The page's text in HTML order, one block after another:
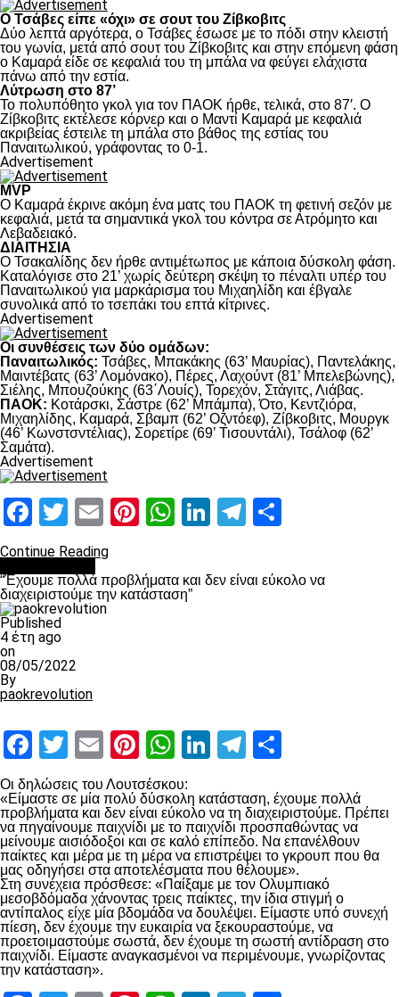
Ο Τσάβες είπε «όχι» σε σουτ του Ζίβκοβιτς
Δύο λεπτά αργότερα, ο Τσάβες έσωσε με το πόδι στην κλειστή
του γωνία, μετά από σουτ του Ζίβκοβιτς και στην επόμενη φάση
ο Καμαρά είδε σε κεφαλιά του τη μπάλα να φεύγει ελάχιστα
πάνω από την εστία.
Λύτρωση στο 87’
Το πολυπόθητο γκολ για τον ΠΑΟΚ ήρθε, τελικά, στο 87′. Ο
Ζίβκοβιτς εκτέλεσε κόρνερ και ο Μαντί Καμαρά με κεφαλιά
ακριβείας έστειλε τη μπάλα στο βάθος της εστίας του
Παναιτωλικού, γράφοντας το 0-1.
Advertisement
MVP
Ο Καμαρά έκρινε ακόμη ένα ματς του ΠΑΟΚ τη φετινή σεζόν με
κεφαλιά, μετά τα σημαντικά γκολ του κόντρα σε Ατρόμητο και
Λεβαδειακό.
ΔΙΑΙΤΗΣΙΑ
Ο Τσακαλίδης δεν ήρθε αντιμέτωπος με κάποια δύσκολη φάση.
Καταλόγισε στο 21’ χωρίς δεύτερη σκέψη το πέναλτι υπέρ του
Παναιτωλικού για μαρκάρισμα του Μιχαηλίδη και έβγαλε
συνολικά από το τσεπάκι του επτά κίτρινες.
Advertisement
Οι συνθέσεις των δύο ομάδων:
Παναιτωλικός: Τσάβες, Μπακάκης (63’ Μαυρίας), Παντελάκης,
Μαιντέβατς (63’ Λομόνακο), Πέρες, Λαχούντ (81’ Μπελεβώνης),
Σιέλης, Μπουζούκης (63΄Λουίς), Τορεχόν, Στάγιτς, Λιάβας.
ΠΑΟΚ: Κοτάρσκι, Σάστρε (62’ Μπάμπα), Ότο, Κεντζιόρα,
Μιχαηλίδης, Καμαρά, Σβαμπ (62’ Οζντόεφ), Ζίβκοβιτς, Μουργκ
(46’ Κωνστσντέλιας), Σορετίρε (69’ Τισουντάλι), Τσάλοφ (62’
Σαμάτα).
Advertisement
Facebook
Twitter
EmailPinterest
WhatsApp
LinkedIn
Telegram
Continue Reading
“Έχουμε πολλά προβλήματα και δεν είναι εύκολο να
διαχειριστούμε την κατάσταση”
Published
4 έτη ago
on
08/05/2022
By
paokrevolution
Facebook
Twitter
EmailPinterest
WhatsApp
LinkedIn
Telegram
Οι δηλώσεις του Λουτσέσκου:
«Είμαστε σε μία πολύ δύσκολη κατάσταση, έχουμε πολλά
προβλήματα και δεν είναι εύκολο να τη διαχειριστούμε. Πρέπει
να πηγαίνουμε παιχνίδι με το παιχνίδι προσπαθώντας να
μείνουμε αισιόδοξοι και σε καλό επίπεδο. Να επανέλθουν
παίκτες και μέρα με τη μέρα να επιστρέψει το γκρουπ που θα
μας οδηγήσει στα αποτελέσματα που θέλουμε».
Στη συνέχεια πρόσθεσε: «Παίξαμε με τον Ολυμπιακό
μεσοβδόμαδα χάνοντας τρεις παίκτες, την ίδια στιγμή ο
αντίπαλος είχε μία βδομάδα να δουλέψει. Είμαστε υπό συνεχή
πίεση, δεν έχουμε την ευκαιρία να ξεκουραστούμε, να
προετοιμαστούμε σωστά, δεν έχουμε τη σωστή αντίδραση στο
παιχνίδι. Είμαστε αναγκασμένοι να περιμένουμε, γνωρίζοντας
την κατάσταση».